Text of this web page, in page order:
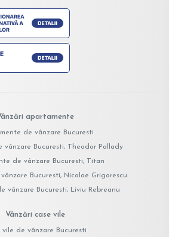
apartamente
de vânzare Bucuresti
vânzare Bucuresti, Theodor Pallady
de vânzare Bucuresti, Titan
Bucuresti, Nicolae Grigorescu
vânzare Bucuresti, Liviu Rebreanu
Vânzări case vile
vile de vânzare Bucuresti